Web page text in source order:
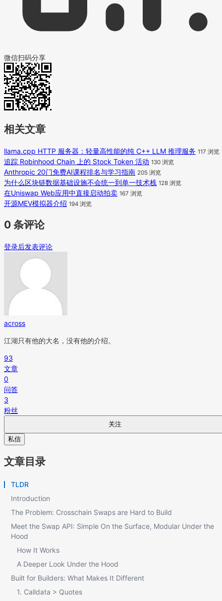
微信扫码分享
相关文章
llama.cpp HTTP 服务器：轻量高性能的纯 C++ LLM 推理服务 117 浏览
追踪 Robinhood Chain 上的 Stock Token 活动 130 浏览
Anthropic 20门免费AI课程排名与学习指南 205 浏览
为什么区块链数据基础设施不会统一到单一技术栈 128 浏览
在Uniswap Web应用中直接启动拍卖 167 浏览
开源MEV模拟器介绍 194 浏览
0 条评论
登录后发表评论
across
江湖只有他的大名，没有他的介绍。
93
文章
0
问答
3
粉丝
关注
私信
文章目录
TLDR
Introduction
The Problem: Crosschain Swaps are Hard to Build
Meet the Swap API: Simple On the Surface, Modular Under the
Hood
How It Works
A Deeper Look Under the Hood
Built for Builders: What Makes It Different
1. Calldata > Quotes